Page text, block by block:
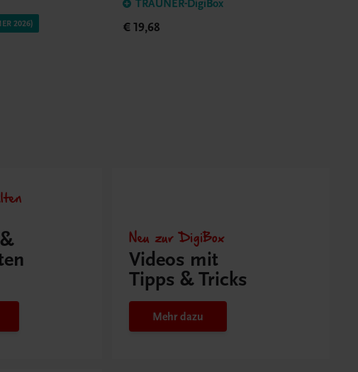
2026)
TRAUNER-DigiBox
€ 19,68
Neu zur DigiBox
Videos mit
Tipps & Tricks
Mehr dazu